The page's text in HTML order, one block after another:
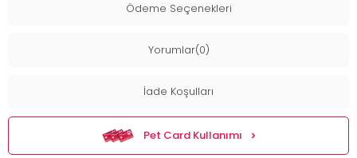
Ödeme Seçenekleri
Yorumlar(0)
İade Koşulları
Pet Card Kullanımı